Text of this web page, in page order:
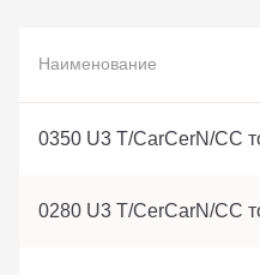
Наименование
0350 U3 T/CarCerN/CC
0280 U3 T/CerCarN/CC